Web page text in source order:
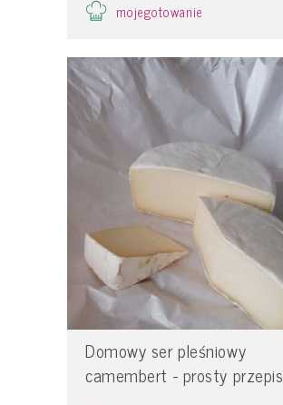
mojegotowanie
Domowy ser pleśniowy
camembert - prosty przepis